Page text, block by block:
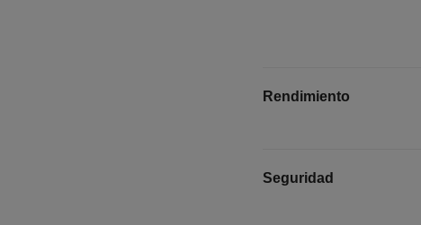
Rendimiento
Seguridad